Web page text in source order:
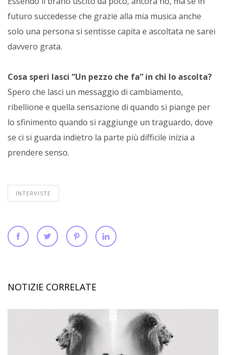
futuro succedesse che grazie alla mia musica anche
solo una persona si sentisse capita e ascoltata ne sarei
davvero grata.
Cosa speri lasci “Un pezzo che fa” in chi lo ascolta?
Spero che lasci un messaggio di cambiamento,
ribellione e quella sensazione di quando si piange per
lo sfinimento quando si raggiunge un traguardo, dove
se ci si guarda indietro la parte più difficile inizia a
prendere senso.
INTERVISTE
NOTIZIE CORRELATE